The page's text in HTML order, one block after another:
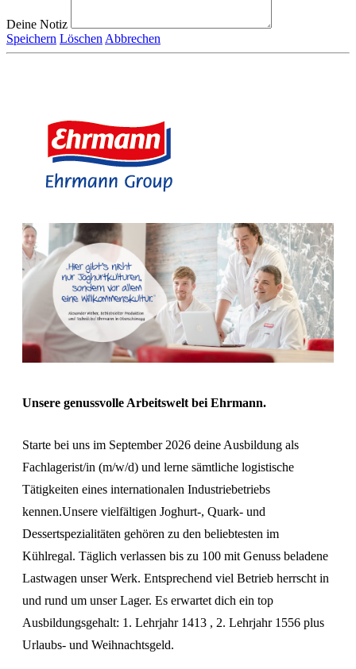
Deine Notiz
Speichern Löschen Abbrechen
Unsere genussvolle Arbeitswelt bei Ehrmann.
Starte bei uns im September 2026 deine Ausbildung als
Fachlagerist/in (m/w/d) und lerne sämtliche logistische
Tätigkeiten eines internationalen Industriebetriebs
kennen.Unsere vielfältigen Joghurt-, Quark- und
Dessertspezialitäten gehören zu den beliebtesten im
Kühlregal. Täglich verlassen bis zu 100 mit Genuss beladene
Lastwagen unser Werk. Entsprechend viel Betrieb herrscht in
und rund um unser Lager. Es erwartet dich ein top
Ausbildungsgehalt: 1. Lehrjahr 1413 , 2. Lehrjahr 1556 plus
Urlaubs- und Weihnachtsgeld.